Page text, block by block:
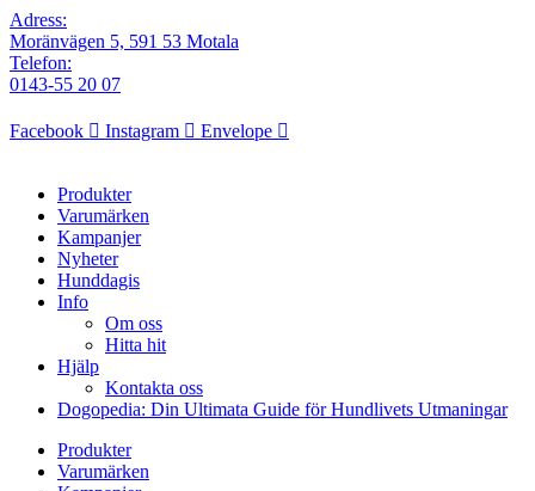
Adress:
Moränvägen 5, 591 53 Motala
Telefon:
0143-55 20 07
Facebook Instagram Envelope
Produkter
Varumärken
Kampanjer
Nyheter
Hunddagis
Info
Om oss
Hitta hit
Hjälp
Kontakta oss
Dogopedia: Din Ultimata Guide för Hundlivets Utmaningar
Produkter
Varumärken